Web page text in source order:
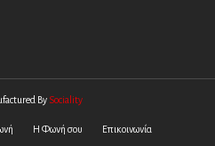
By Sociality
Η Φωνή σου Επικοινωνία